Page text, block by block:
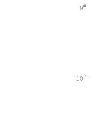
9#
10#